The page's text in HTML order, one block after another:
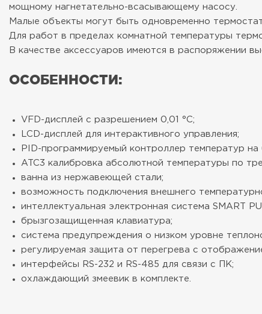
мощному нагнетательно-всасывающему насосу.
Малые объекты могут быть одновременно
Для работ в пределах комнатной температуры
В качестве аксессуаров имеются в распоряжении
ОСОБЕННОСТИ:
VFD-дисплей с разрешением 0,01 °C;
LCD-дисплей для интерактивного управления;
PID-программируемый контроллер температур
ATC3 калибровка абсолютной температуры по
ванна из нержавеющей стали;
возможность подключения внешнего
интеллектуальная электронная система SMART
брызгозащищенная клавиатура;
система предупреждения о низком уровне
регулируемая защита от перегрева с
интерфейсы RS-232 и RS-485 для связи с ПК;
охлаждающий змеевик в комплекте.